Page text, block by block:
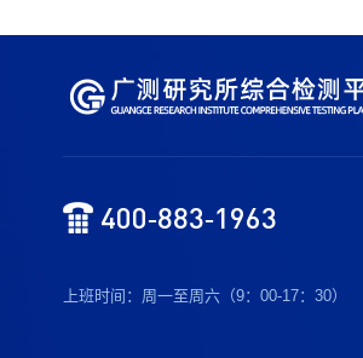
400-883-1963
上班时间：周一至周六（9：00-17：30）